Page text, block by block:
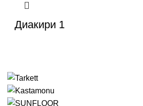
Диакири 1